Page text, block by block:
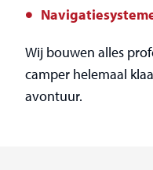
Wij bouwen alles
camper helemaal
avontuur.